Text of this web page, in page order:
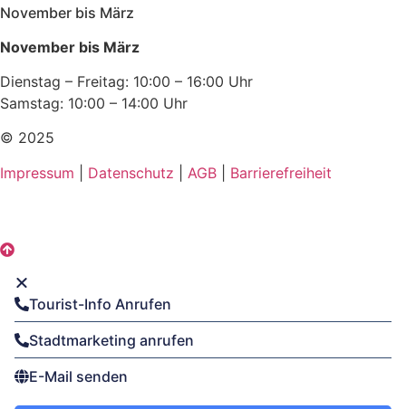
November bis März
November bis März
Dienstag – Freitag: 10:00 – 16:00 Uhr
Samstag: 10:00 – 14:00 Uhr
© 2025
Impressum
Datenschutz AGB Barrierefreiheit
Tourist-Info Anrufen
Stadtmarketing anrufen
E-Mail senden